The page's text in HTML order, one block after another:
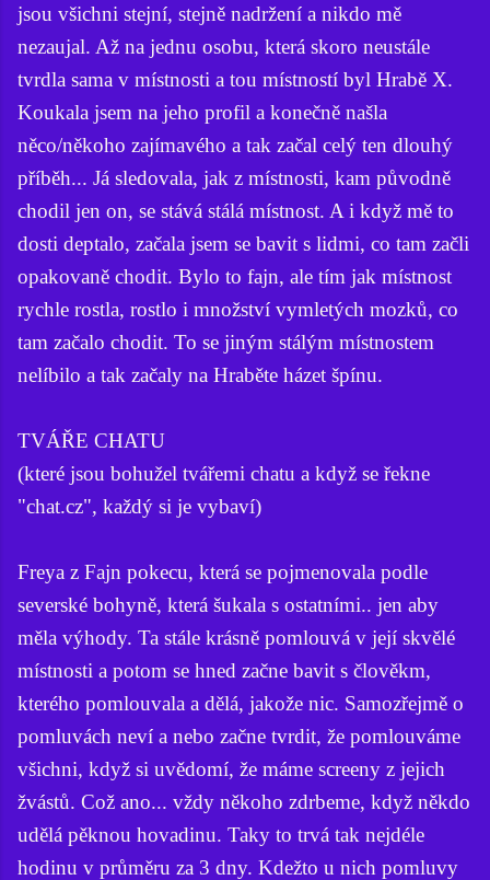
jsou všichni stejní, stejně nadržení a nikdo mě
nezaujal. Až na jednu osobu, která skoro neustále
tvrdla sama v místnosti a tou místností byl Hrabě X.
Koukala jsem na jeho profil a konečně našla
něco/někoho zajímavého a tak začal celý ten dlouhý
příběh... Já sledovala, jak z místnosti, kam původně
chodil jen on, se stává stálá místnost. A i když mě to
dosti deptalo, začala jsem se bavit s lidmi, co tam začli
opakovaně chodit. Bylo to fajn, ale tím jak místnost
rychle rostla, rostlo i množství vymletých mozků, co
tam začalo chodit. To se jiným stálým místnostem
nelíbilo a tak začaly na Hraběte házet špínu.
TVÁŘE CHATU
(které jsou bohužel tvářemi chatu a když se řekne
"chat.cz", každý si je vybaví)
Freya z Fajn pokecu, která se pojmenovala podle
severské bohyně, která šukala s ostatními.. jen aby
měla výhody. Ta stále krásně pomlouvá v její skvělé
místnosti a potom se hned začne bavit s člověkm,
kterého pomlouvala a dělá, jakože nic. Samozřejmě o
pomluvách neví a nebo začne tvrdit, že pomlouváme
všichni, když si uvědomí, že máme screeny z jejich
žvástů. Což ano... vždy někoho zdrbeme, když někdo
udělá pěknou hovadinu. Taky to trvá tak nejdéle
hodinu v průměru za 3 dny. Kdežto u nich pomluvy